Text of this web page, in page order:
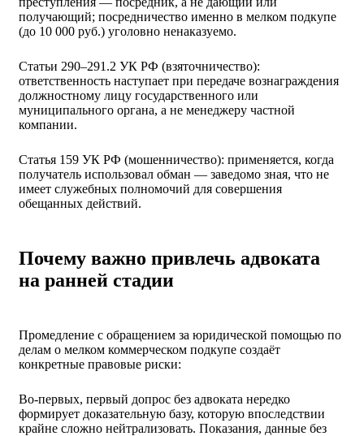
получающий; посредничество именно в мелком подкупе
(до 10 000 руб.) уголовно ненаказуемо.
Статьи 290–291.2 УК РФ (взяточничество):
ответственность наступает при передаче вознаграждения
должностному лицу государственного или
муниципального органа, а не менеджеру частной
компании.
Статья 159 УК РФ (мошенничество): применяется, когда
получатель использовал обман — заведомо зная, что не
имеет служебных полномочий для совершения
обещанных действий.
Почему важно привлечь адвоката
на ранней стадии
Промедление с обращением за юридической помощью по
делам о мелком коммерческом подкупе создаёт
конкретные правовые риски:
Во-первых, первый допрос без адвоката нередко
формирует доказательную базу, которую впоследствии
крайне сложно нейтрализовать. Показания, данные без